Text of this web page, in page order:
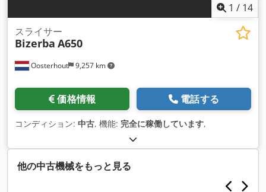
1 / 14
Oosterhout 9,257 km
スライサー
Bizerba A650
価格情報 電話する
コンディション: 中古, 機能: 完全に稼働しています,
他の中古機械をもっと見る